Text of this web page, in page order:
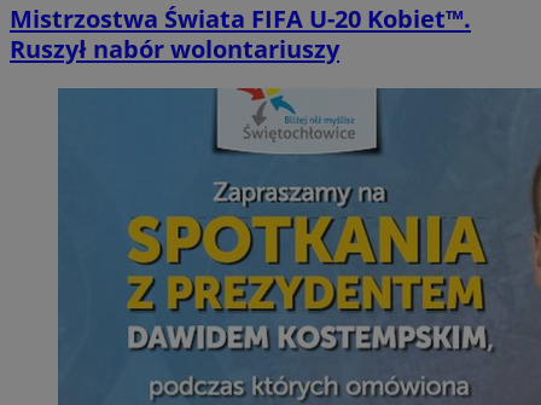
Mistrzostwa Świata FIFA U-20 Kobiet™.
Ruszył nabór wolontariuszy